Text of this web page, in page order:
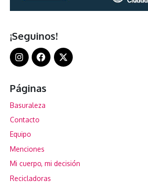
¡Seguinos!
Páginas
Basuraleza
Contacto
Equipo
Menciones
Mi cuerpo, mi decisión
Recicladoras